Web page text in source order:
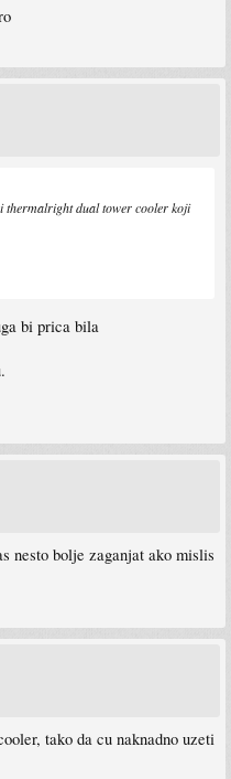
thermalright dual tower cooler koji
bi prica bila
nesto bolje zaganjat ako mislis
tako da cu naknadno uzeti